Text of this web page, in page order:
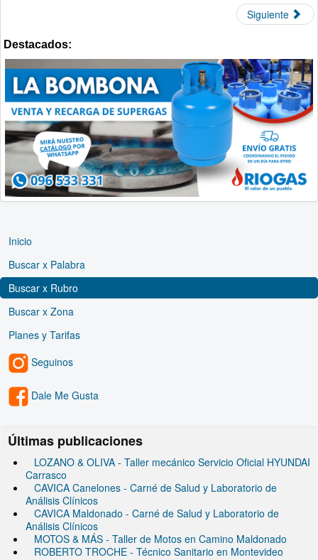
Siguiente
Destacados:
Inicio
Buscar x Palabra
Buscar x Rubro
Buscar x Zona
Planes y Tarifas
Seguinos
Dale Me Gusta
Últimas publicaciones
LOZANO & OLIVA - Taller mecánico Servicio Oficial HYUNDAI
Carrasco
CAVICA Canelones - Carné de Salud y Laboratorio de
Análisis Clínicos
CAVICA Maldonado - Carné de Salud y Laboratorio de
Análisis Clínicos
MOTOS & MÁS - Taller de Motos en Camino Maldonado
ROBERTO TROCHE - Técnico Sanitario en Montevideo